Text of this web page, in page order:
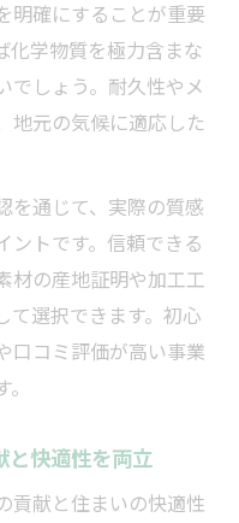
明確にすることが重要
化学物質を極力含まな
でしょう。耐久性やメ
地元の気候に適応した
を通じて、実際の質感
ントです。信頼できる
材の産地証明や加工工
て選択できます。初心
口コミ評価が高い事業
と快適性を両立
貢献と住まいの快適性